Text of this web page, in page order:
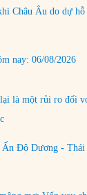
Châu Âu do dự
nay: 06/08/2026
là một rủi ro đối
Ấn Độ Dương -